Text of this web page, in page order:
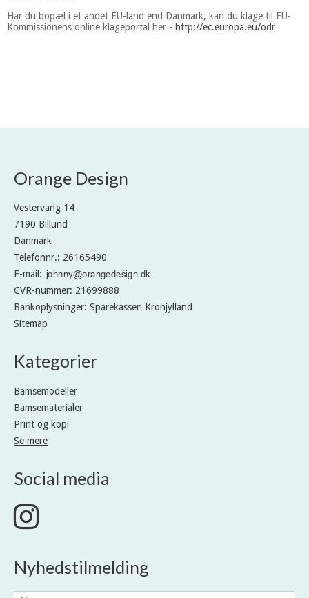
Har du bopæl i et andet EU-land end Danmark, kan du klage til EU-
Kommissionens online klageportal her - http://ec.europa.eu/odr
Orange Design
Vestervang 14
7190 Billund
Danmark
Telefonnr.: 26165490
E-mail :
CVR-nummer: 21699888
Bankoplysninger: Sparekassen Kronjylland
Sitemap
Kategorier
Bamsemodeller
Bamsematerialer
Print og kopi
Se mere
Social media
Nyhedstilmelding